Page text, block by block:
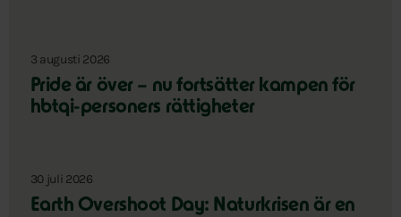
3 augusti 2026
Pride är över – nu fortsätter kampen för
hbtqi-personers rättigheter
30 juli 2026
Earth Overshoot Day: Naturkrisen är en